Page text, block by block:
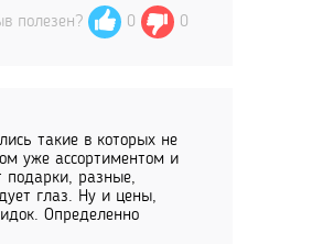
полезен?
0 0
такие в которых не
уже ассортиментом и
разные,
глаз. Ну и цены,
Определенно